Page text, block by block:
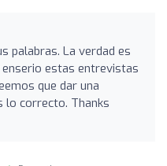
palabras. La verdad es
estas entrevistas
que dar una
lo correcto. Thanks